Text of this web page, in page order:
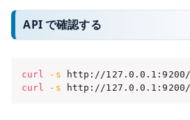
API で確認する
curl -s
curl
-s http://